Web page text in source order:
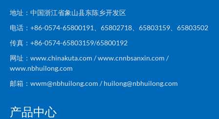
地址：中国浙江省象山县东陈乡开发区
电话：+86-0574-65800191、65802718、65803159、65803502
传真：+86-0574-65803159/65800192
网址：www.chinakuta.com / www.cnnbsanxin.com /
www.nbhuilong.com
邮箱：wwm@nbhuilong.com / huilong@nbhuilong.com
产品中心